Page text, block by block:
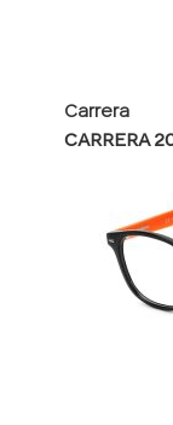
Carrera
CARRERA